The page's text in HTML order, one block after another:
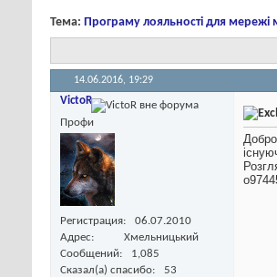
Тема: Програму лояльності для мережі
14.06.2016, 19:29
VictoR
Профи
Регистрация
06.07.2010
Адрес
Хмельницький
Сообщений
1,085
Сказал(а) спасибо
53